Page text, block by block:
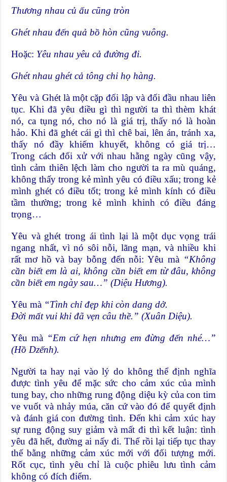
Thương nhau củ ấu cũng tròn
Ghét nhau đến quả bồ hòn cũng vuông.
Hoặc: Yêu nhau yêu cả đường đi.
Ghét nhau ghét cả tông chi họ hàng.
Yêu và Ghét là một cặp đối lập và đối đầu nhau liên
tục. Khi đã yêu điều gì thì người ta thì thèm khát
nó, ca tụng nó, cho nó là giá trị, thấy nó là hoàn
hảo. Khi đã ghét cái gì thì chê bai, lên án, tránh xa,
thấy nó đầy khiếm khuyết, không có giá trị…
Trong cách đối xử với nhau hằng ngày cũng vậy,
tình cảm thiên lệch làm cho người ta ra mù quáng,
không thấy trong kẻ mình yêu có điều xấu; trong kẻ
mình ghét có điều tốt; trong kẻ mình kính có điều
tầm thường; trong kẻ mình khinh có điều đáng
trọng…
Yêu và ghét trong ái tình lại là một dục vọng trái
ngang nhất, vì nó sôi nỗi, lãng mạn, và nhiều khi
rất mơ hồ và bay bỗng đến nỗi: Yêu mà “Không
cần biết em là ai, không cần biết em từ đâu, không
cần biết em ngày sau…” (Diệu Hương).
Yêu mà “Tình chỉ đẹp khi còn dang dở.
Đời mất vui khi đã vẹn câu thề.” (Xuân Diệu).
Yêu mà “Em cứ hẹn nhưng em đừng đến nhé…”
(Hồ Dzếnh).
Người ta hay nại vào lý do không thể định nghĩa
được tình yêu để mặc sức cho cảm xúc của mình
tung bay, cho những rung động diệu kỳ của con tim
ve vuốt và nhảy múa, căn cứ vào đó để quyết định
và đánh giá con đường tình. Đến khi cảm xúc hay
sự rung động suy giảm và mất đi thì kết luận: tình
yêu đã hết, đường ai nấy đi. Thế rồi lại tiếp tục thay
thế bằng những cảm xúc mới với đối tượng mới.
Rốt cục, tình yêu chỉ là cuộc phiêu lưu tình cảm
không có đích điểm.